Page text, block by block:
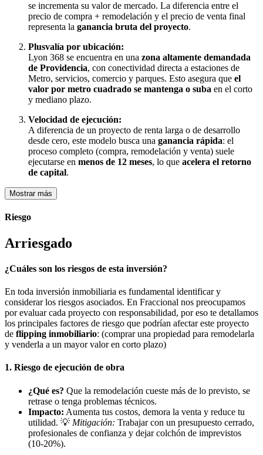
se incrementa su valor de mercado. La diferencia entre el
precio de compra + remodelación y el precio de venta final
representa la ganancia bruta del proyecto.
Plusvalía por ubicación:
Lyon 368 se encuentra en una zona altamente demandada
de Providencia, con conectividad directa a estaciones de
Metro, servicios, comercio y parques. Esto asegura que el
valor por metro cuadrado se mantenga o suba en el corto
y mediano plazo.
Velocidad de ejecución:
A diferencia de un proyecto de renta larga o de desarrollo
desde cero, este modelo busca una ganancia rápida: el
proceso completo (compra, remodelación y venta) suele
ejecutarse en menos de 12 meses, lo que acelera el retorno
de capital.
Mostrar más
Riesgo
Arriesgado
¿Cuáles son los riesgos de esta inversión?
En toda inversión inmobiliaria es fundamental identificar y
considerar los riesgos asociados. En Fraccional nos preocupamos
por evaluar cada proyecto con responsabilidad, por eso te detallamos
los principales factores de riesgo que podrían afectar este proyecto
de flipping inmobiliario: (comprar una propiedad para remodelarla
y venderla a un mayor valor en corto plazo)
1. Riesgo de ejecución de obra
¿Qué es? Que la remodelación cueste más de lo previsto, se
retrase o tenga problemas técnicos.
Impacto: Aumenta tus costos, demora la venta y reduce tu
utilidad. 💡 Mitigación: Trabajar con un presupuesto cerrado,
profesionales de confianza y dejar colchón de imprevistos
(10-20%).